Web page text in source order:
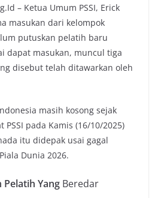
– Ketua Umum PSSI, Erick
masukan dari kelompok
putuskan pelatih baru
dapat masukan, muncul tiga
disebut telah ditawarkan oleh
masih kosong sejak
pada Kamis (16/10/2025)
itu didepak usai gagal
Dunia 2026.
Pelatih Yang Beredar